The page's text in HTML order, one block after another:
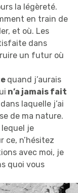
la légèreté.
en train de
et où. Les
dans
un futur où
quand j’aurais
n’a jamais fait
laquelle j’ai
de ma nature.
je
ce, n’hésitez
avec moi, je
quoi vous